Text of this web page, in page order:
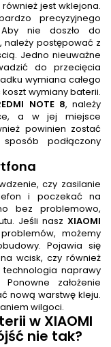
również jest wklejona.
precyzyjnego
nie doszło do
należy postępować z
Jedno nieuważne
do przecięcia
wymiana całego
wymiany baterii.
NOTE 8, należy
a w jej miejsce
powinien zostać
podłączony
czy zasilanie
i poczekać na
bez problemowo,
Jeśli nasz XIAOMI
możemy
Pojawia się
wcisk, czy również
naprawy
założenie
nową warstwę kleju.
wilgoci.
w XIAOMI
nie tak?